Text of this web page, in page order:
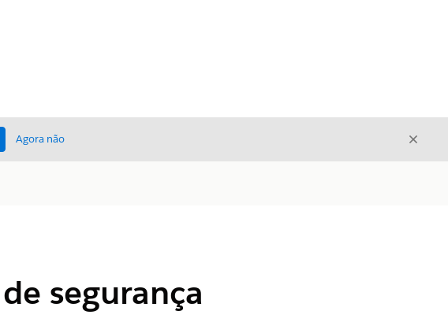
Agora não Fechar
segurança